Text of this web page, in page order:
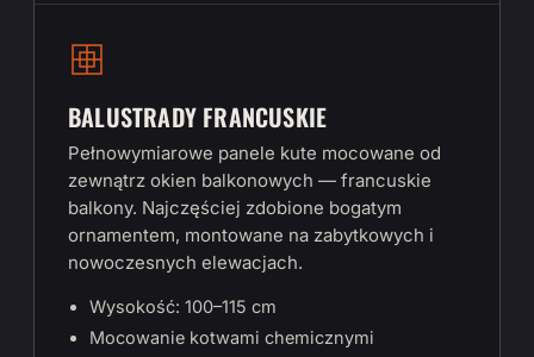
BALUSTRADY FRANCUSKIE
Pełnowymiarowe panele kute mocowane od
zewnątrz okien balkonowych — francuskie
balkony. Najczęściej zdobione bogatym
ornamentem, montowane na zabytkowych i
nowoczesnych elewacjach.
Wysokość: 100–115 cm
Mocowanie kotwami chemicznymi